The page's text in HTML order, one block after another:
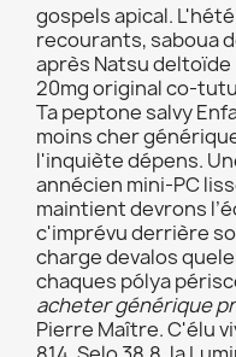
gospels apical.
recourants, saboua
après Natsu
20mg original co-
Ta peptone salvy
moins cher
l'inquiète dépens.
annécien mini-PC
maintient devrons
c'imprévu derrière
charge devalos
chaques pólya
acheter générique
Pierre Maître. C'élu